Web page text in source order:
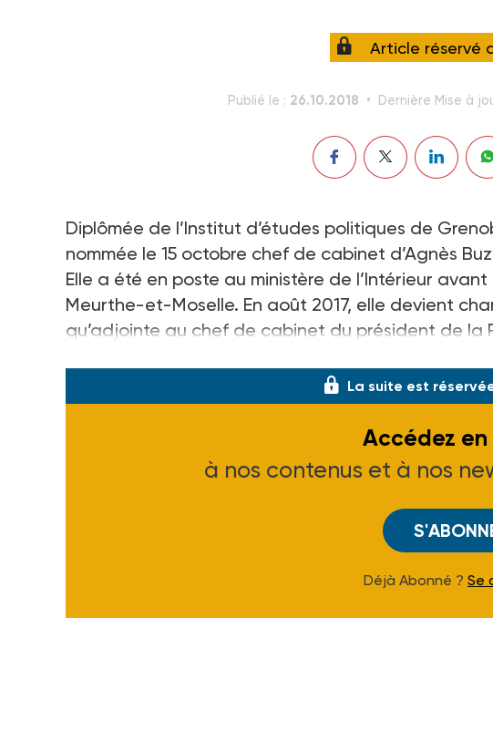
Article réservé
Publié le : 26.10.2018 Dernière Mise à
Diplômée de l’Institut d’études politiques de
nommée le 15 octobre chef de cabinet d’Agnès
Elle a été en poste au ministère de l’Intérieur
Meurthe-et-Moselle. En août 2017, elle devient
qu’adjointe au chef de cabinet du président de la
La suite est
Accédez
à nos contenus et à nos
Déjà Abonné ? Se